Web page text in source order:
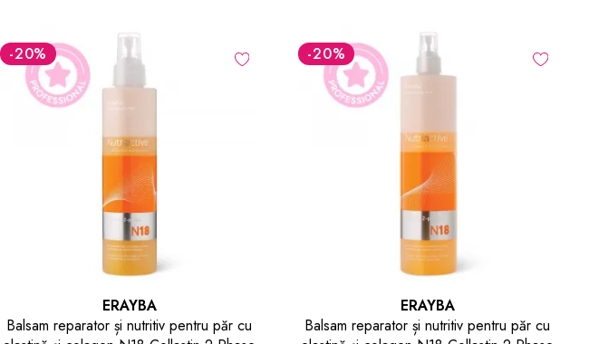
-20%
ERAYBA
Balsam reparator și nutritiv pentru păr cu
-20%
ERAYBA
Balsam reparator și nutritiv pentru păr cu